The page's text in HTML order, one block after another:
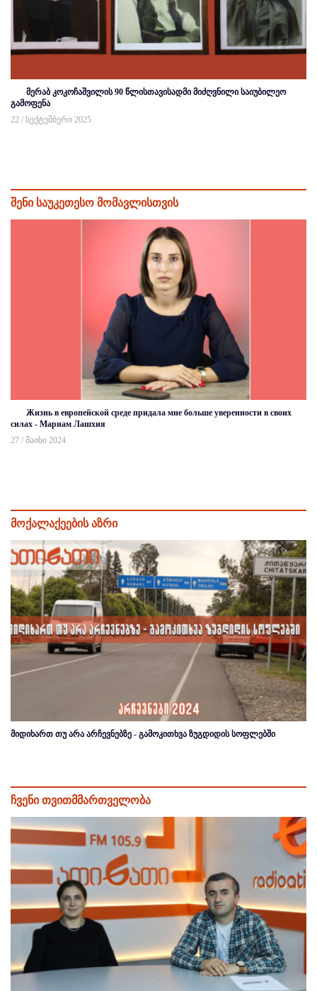
მერაბ კოკოჩაშვილის 90 წლისთავისადმი მიძღვნილი საიუბილეო
გამოფენა
22 / სექტემბერი 2025
შენი საუკეთესო მომავლისთვის
Жизнь в европейской среде придала мне больше уверенности в своих
силах - Мариам Лашхия
27 / მაისი 2024
მოქალაქეების აზრი
მიდიხართ თუ არა არჩევნებზე - გამოკითხვა ზუგდიდის სოფლებში
ჩვენი თვითმმართველობა